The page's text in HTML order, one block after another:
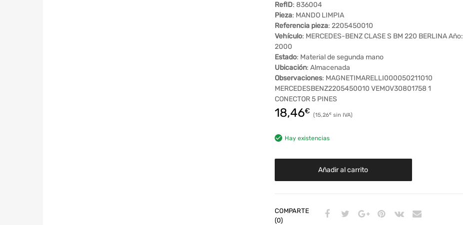
RefID: 836004
Pieza: MANDO LIMPIA
Referencia pieza: 2205450010
Vehículo: MERCEDES-BENZ CLASE S BM 220 BERLINA Año:
2000
Estado: Material de segunda mano
Ubicación: Almacenada
Observaciones: MAGNETIMARELLI000050211010
MERCEDESBENZ2205450010 VEMOV30801758 1
CONECTOR 5 PINES
18,46€ 15,26€
Hay existencias
Añadir al carrito
COMPARTE
(0)